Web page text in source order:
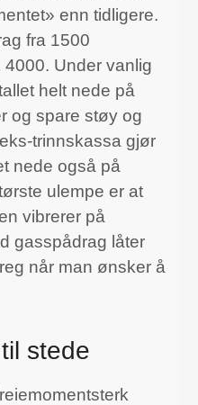
enn tidligere.
fra 1500
Under vanlig
helt nede på
og spare støy og
trinnskassa gjør
nede også på
ulempe er at
vibrerer på
gasspådrag låter
når man ønsker å
stede